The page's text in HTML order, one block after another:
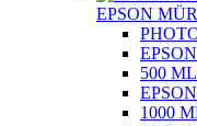
EPSON
500
1000